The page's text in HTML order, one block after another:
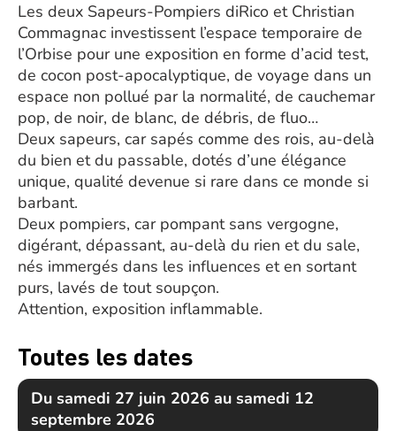
Les deux Sapeurs-Pompiers diRico et Christian
Commagnac investissent l’espace temporaire de
l’Orbise pour une exposition en forme d’acid test,
de cocon post-apocalyptique, de voyage dans un
espace non pollué par la normalité, de cauchemar
pop, de noir, de blanc, de débris, de fluo…
Deux sapeurs, car sapés comme des rois, au-delà
du bien et du passable, dotés d’une élégance
unique, qualité devenue si rare dans ce monde si
barbant.
Deux pompiers, car pompant sans vergogne,
digérant, dépassant, au-delà du rien et du sale,
nés immergés dans les influences et en sortant
purs, lavés de tout soupçon.
Attention, exposition inflammable.
Toutes les dates
Du samedi 27 juin 2026 au samedi 12
septembre 2026